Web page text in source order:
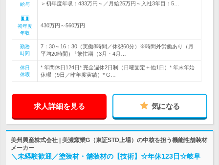
給与
＞初年度年収：433万円～／月給25万円～入社3年目：5…
初年度
年収
430万円～560万円
勤務
時間
7：30～16：30（実働8時間／休憩60分）※時間外労働あり（月
平均20時間）└繁忙期（3月・4月…
休日
休暇
* 年間休日124日* 完全週休2日制（日曜固定＋他1日）* 年末年始
休暇（9日／昨年度実績）* G…
求人詳細を見る 気になる
美州興産株式会社 | 美濃窯業G（東証STD上場）の中核を担う機能性舗装材
メーカー
＼未経験歓迎／塗装材・舗装材の【技術】☆年休123日☆岐阜